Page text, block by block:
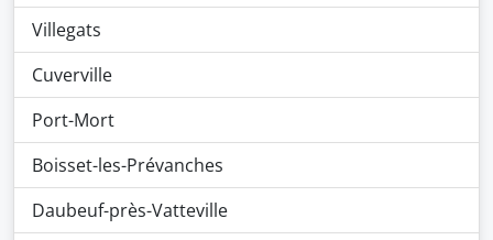
Villegats
Cuverville
Port-Mort
Boisset-les-Prévanches
Daubeuf-près-Vatteville